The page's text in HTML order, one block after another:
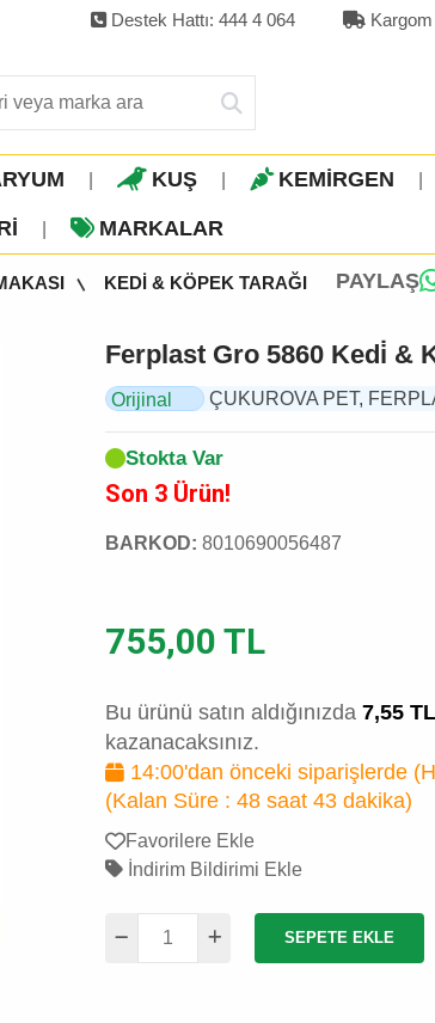
Destek Hattı: 444 4 064 Kargom
KUŞ KEMİRGEN
MARKALAR
KEDİ & KÖPEK TARAĞI PAYLAŞ
Ferplast Gro 5860 Kedi̇ &
Orijinal
ÇUKUROVA PET,
Stokta Var
Son 3 Ürün!
BARKOD: 8010690056487
755,00 TL
Bu ürünü satın aldığınızda 7,55
kazanacaksınız.
14:00'dan önceki siparişlerde
(Kalan Süre : 48 saat 43 dakika)
Favorilere Ekle
İndirim Bildirimi Ekle
SEPETE EKLE